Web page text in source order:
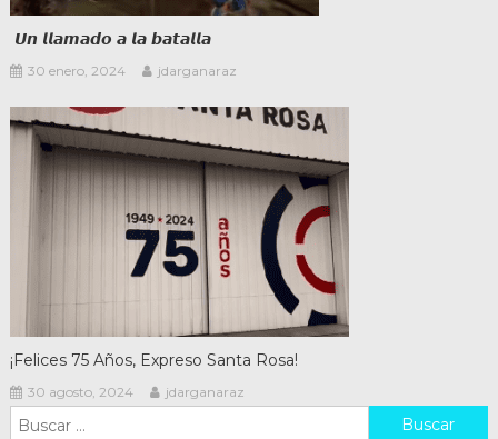
𝙐𝙣 𝙡𝙡𝙖𝙢𝙖𝙙𝙤 𝙖 𝙡𝙖 𝙗𝙖𝙩𝙖𝙡𝙡𝙖
30 enero, 2024 jdarganaraz
¡Felices 75 Años, Expreso Santa Rosa!
30 agosto, 2024 jdarganaraz
Buscar: